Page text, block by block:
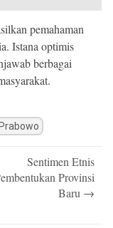
pemahaman
Istana optimis
berbagai
Prabowo
Sentimen Etnis
Provinsi
Baru →